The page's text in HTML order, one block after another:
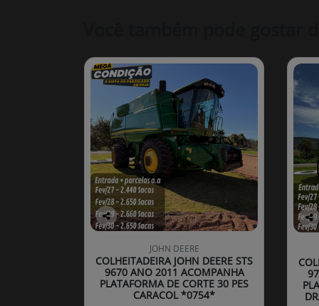
Co
arti
lhe
JOHN DEERE
COLHEITADEIRA JOHN DEERE STS
9670 ANO 2011 ACOMPANHA
PLATAFORMA DE CORTE 30 PES
CARACOL *0754*
Co
arti
lhe